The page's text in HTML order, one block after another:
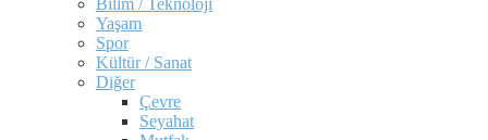
Yaşam
Spor
Kültür / Sanat
Diğer
Çevre
Seyahat